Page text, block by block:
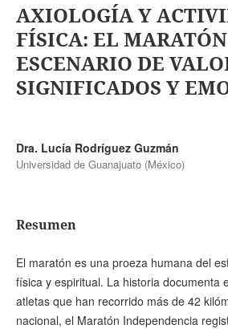
AXIOLOGÍA Y
FÍSICA: EL
ESCENARIO DE
SIGNIFICADOS Y
Dra. Lucía Rodríguez Guzmán
Universidad de Guanajuato (México)
Resumen
El maratón es una proeza humana del
física y espiritual. La historia documenta
atletas que han recorrido más de 42
nacional, el Maratón Independencia